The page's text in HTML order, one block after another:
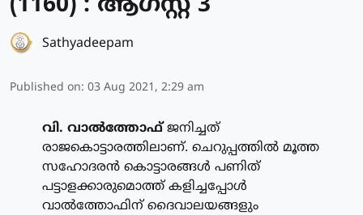
(1160) : ആഗസ്റ്റ് 3
Sathyadeepam
Published on: 03 Aug 2021, 2:29 am
വി. വാല്‍ത്തോഫ്ജനിച്ചത്
രാജകൊട്ടാരത്തിലാണ്. ചെറുപ്പത്തില്‍ മൂത്ത
സഹോദരന്‍ കൊട്ടാരങ്ങള്‍ പണിത്
പട്ടാളക്കാരുമൊത്ത് കളിച്ചപ്പോള്‍
വാല്‍ത്തോഫിന് ദൈവാലയങ്ങളും